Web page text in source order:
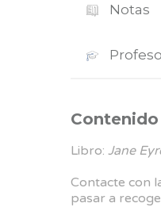
Notas
Contenido
Libro: Jane
Contacte con
pasar a